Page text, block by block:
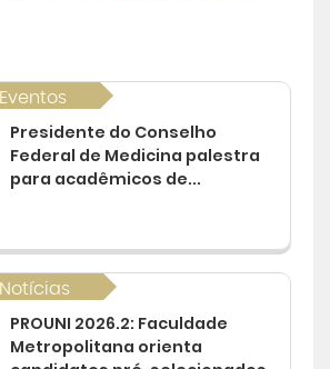
Eventos
Presidente do Conselho
Federal de Medicina palestra
para acadêmicos de...
Notícias
PROUNI 2026.2: Faculdade
Metropolitana orienta